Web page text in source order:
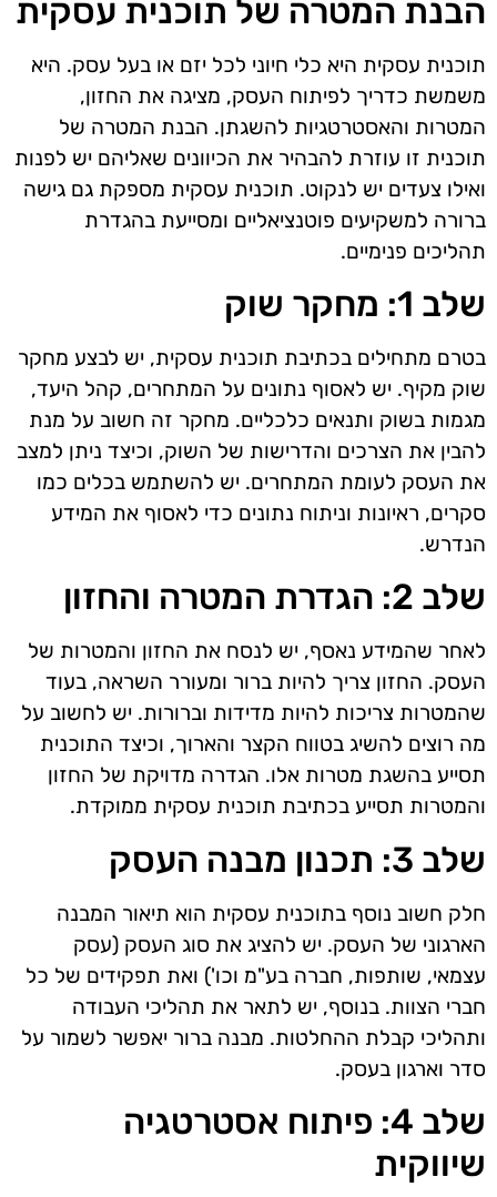
הבנת המטרה של תוכנית עסקית
תוכנית עסקית היא כלי חיוני לכל יזם או בעל עסק. היא
משמשת כדריך לפיתוח העסק, מציגה את החזון,
המטרות והאסטרטגיות להשגתן. הבנת המטרה של
תוכנית זו עוזרת להבהיר את הכיוונים שאליהם יש לפנות
ואילו צעדים יש לנקוט. תוכנית עסקית מספקת גם גישה
ברורה למשקיעים פוטנציאליים ומסייעת בהגדרת
תהליכים פנימיים.
שלב 1: מחקר שוק
בטרם מתחילים בכתיבת תוכנית עסקית, יש לבצע מחקר
שוק מקיף. יש לאסוף נתונים על המתחרים, קהל היעד,
מגמות בשוק ותנאים כלכליים. מחקר זה חשוב על מנת
להבין את הצרכים והדרישות של השוק, וכיצד ניתן למצב
את העסק לעומת המתחרים. יש להשתמש בכלים כמו
סקרים, ראיונות וניתוח נתונים כדי לאסוף את המידע
הנדרש.
שלב 2: הגדרת המטרה והחזון
לאחר שהמידע נאסף, יש לנסח את החזון והמטרות של
העסק. החזון צריך להיות ברור ומעורר השראה, בעוד
שהמטרות צריכות להיות מדידות וברורות. יש לחשוב על
מה רוצים להשיג בטווח הקצר והארוך, וכיצד התוכנית
תסייע בהשגת מטרות אלו. הגדרה מדויקת של החזון
והמטרות תסייע בכתיבת תוכנית עסקית ממוקדת.
שלב 3: תכנון מבנה העסק
חלק חשוב נוסף בתוכנית עסקית הוא תיאור המבנה
הארגוני של העסק. יש להציג את סוג העסק (עסק
עצמאי, שותפות, חברה בע"מ וכו') ואת תפקידים של כל
חברי הצוות. בנוסף, יש לתאר את תהליכי העבודה
ותהליכי קבלת ההחלטות. מבנה ברור יאפשר לשמור על
סדר וארגון בעסק.
שלב 4: פיתוח אסטרטגיה
שיווקית